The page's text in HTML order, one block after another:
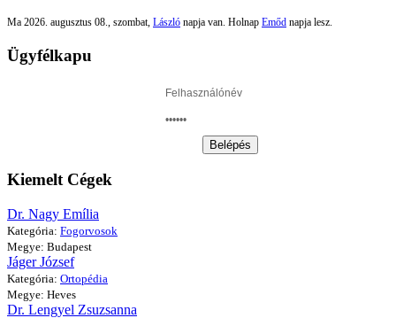
Ma 2026. augusztus 08., szombat, László napja van. Holnap Emőd napja lesz.
Ügyfélkapu
Belépés
Kiemelt Cégek
Dr. Nagy Emília
Kategória: Fogorvosok
Megye: Budapest
Jáger József
Kategória: Ortopédia
Megye: Heves
Dr. Lengyel Zsuzsanna